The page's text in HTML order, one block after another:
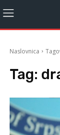
Naslovnica
Tag: